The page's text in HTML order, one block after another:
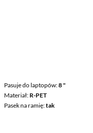
Pasuje do laptopów 8 "
Materiał R-PET
Pasek na ramię tak